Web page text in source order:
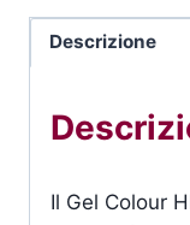
Descrizione
Il Gel Colour